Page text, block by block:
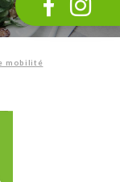
mobilité